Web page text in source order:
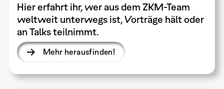
Hier erfahrt ihr, wer aus dem ZKM-Team
weltweit unterwegs ist, Vorträge hält oder
an Talks teilnimmt.
Mehr herausfinden!